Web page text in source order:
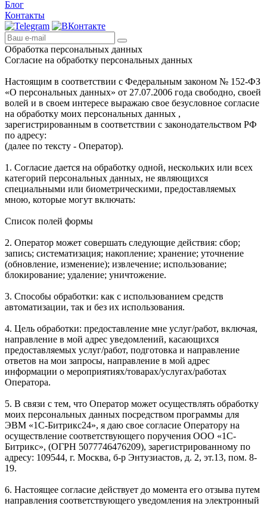
Блог
Контакты
Обработка персональных данных
Согласие на обработку персональных данных
Настоящим в соответствии с Федеральным законом № 152-ФЗ
«О персональных данных» от 27.07.2006 года свободно, своей
волей и в своем интересе выражаю свое безусловное согласие
на обработку моих персональных данных ,
зарегистрированным в соответствии с законодательством РФ
по адресу:
(далее по тексту - Оператор).
1. Согласие дается на обработку одной, нескольких или всех
категорий персональных данных, не являющихся
специальными или биометрическими, предоставляемых
мною, которые могут включать:
Список полей формы
2. Оператор может совершать следующие действия: сбор;
запись; систематизация; накопление; хранение; уточнение
(обновление, изменение); извлечение; использование;
блокирование; удаление; уничтожение.
3. Способы обработки: как с использованием средств
автоматизации, так и без их использования.
4. Цель обработки: предоставление мне услуг/работ, включая,
направление в мой адрес уведомлений, касающихся
предоставляемых услуг/работ, подготовка и направление
ответов на мои запросы, направление в мой адрес
информации о мероприятиях/товарах/услугах/работах
Оператора.
5. В связи с тем, что Оператор может осуществлять обработку
моих персональных данных посредством программы для
ЭВМ «1С-Битрикс24», я даю свое согласие Оператору на
осуществление соответствующего поручения ООО «1С-
Битрикс», (ОГРН 5077746476209), зарегистрированному по
адресу: 109544, г. Москва, б-р Энтузиастов, д. 2, эт.13, пом. 8-
19.
6. Настоящее согласие действует до момента его отзыва путем
направления соответствующего уведомления на электронный